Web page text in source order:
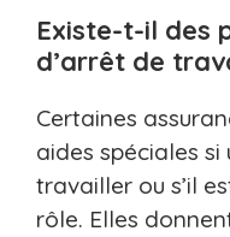
Existe-t-il des
d’arrêt de
Certaines
aides spéciales
travailler ou s’il
rôle. Elles